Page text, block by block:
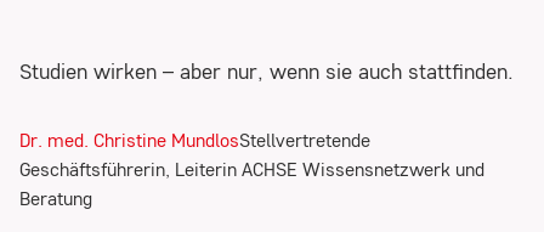
Studien wirken – aber nur, wenn sie auch stattfinden.
Dr. med. Christine MundlosStellvertretende
Geschäftsführerin, Leiterin ACHSE Wissensnetzwerk und
Beratung
EXTERNE INHALTE
Um Ihnen zusätzliche Funktionen und Inhalte